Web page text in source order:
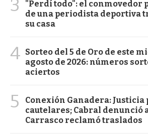
3
"Perdí todo": el conmovedor
de una periodista deportiva
su casa
4 Sorteo del 5 de Oro de este
agosto de 2026: números
aciertos
5
Conexión Ganadera:
cautelares; Cabral denunció
Carrasco reclamó traslados